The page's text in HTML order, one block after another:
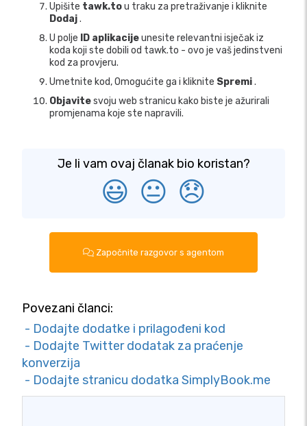
Upišite tawk.tou traku za pretraživanje i kliknite
Dodaj.
U polje
ID aplikacijeunesite relevantni isječak iz
koda koji ste dobili od tawk.to - ovo je vaš jedinstveni
kod za provjeru.
Umetnite kod, Omogućite ga i kliknite Spremi.
Objavitesvoju web stranicu kako biste je ažurirali
promjenama koje ste napravili.
Je li vam ovaj članak bio koristan?
😃 😐 😞
Započnite razgovor s agentom
Povezani članci:
- Dodajte dodatke i prilagođeni kod
- Dodajte Twitter dodatak za praćenje
konverzija
- Dodajte stranicu dodatka SimplyBook.me